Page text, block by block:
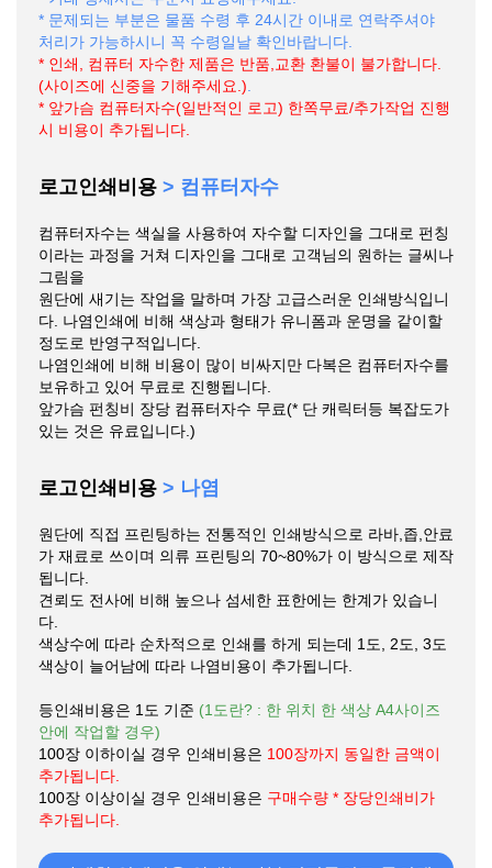
* 문제되는 부분은 물품 수령 후 24시간 이내로 연락주셔야
처리가 가능하시니 꼭 수령일날 확인바랍니다.
* 인쇄, 컴퓨터 자수한 제품은 반품,교환 환불이 불가합니다.
(사이즈에 신중을 기해주세요.)
* 앞가슴 컴퓨터자수(일반적인 로고) 한쪽무료/추가작업 진행
시 비용이 추가됩니다.
로고인쇄비용 > 컴퓨터자수
컴퓨터자수는 색실을 사용하여 자수할 디자인을 그대로 펀칭
이라는 과정을 거쳐 디자인을 그대로 고객님의 원하는 글씨나
그림을
원단에 새기는 작업을 말하며 가장 고급스러운 인쇄방식입니
다. 나염인쇄에 비해 색상과 형태가 유니폼과 운명을 같이할
정도로 반영구적입니다.
나염인쇄에 비해 비용이 많이 비싸지만 다복은 컴퓨터자수를
보유하고 있어 무료로 진행됩니다.
앞가슴 펀칭비 장당 컴퓨터자수 무료(* 단 캐릭터등 복잡도가
있는 것은 유료입니다.)
로고인쇄비용 > 나염
원단에 직접 프린팅하는 전통적인 인쇄방식으로 라바,좁,안료
가 재료로 쓰이며 의류 프린팅의 70~80%가 이 방식으로 제작
됩니다.
견뢰도 전사에 비해 높으나 섬세한 표한에는 한계가 있습니
다.
색상수에 따라 순차적으로 인쇄를 하게 되는데 1도, 2도, 3도
색상이 늘어남에 따라 나염비용이 추가됩니다.
등인쇄비용은 1도 기준 (1도란? : 한 위치 한 색상 A4사이즈
안에 작업할 경우)
100장 이하이실 경우 인쇄비용은 100장까지 동일한 금액이
추가됩니다.
100장 이상이실 경우 인쇄비용은 구매수량 * 장당인쇄비가
추가됩니다.